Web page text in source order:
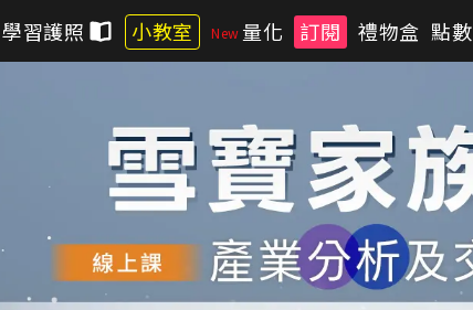
學習護照 小教室 量化 訂閱 禮物盒 點數